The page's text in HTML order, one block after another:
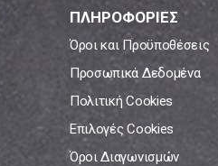
ΠΛΗΡΟΦΟΡΙΕΣ
Όροι και Προϋποθέσεις
Προσωπικά Δεδομένα
Πολιτική Cookies
Επιλογές Cookies
Όροι Διαγωνισμών